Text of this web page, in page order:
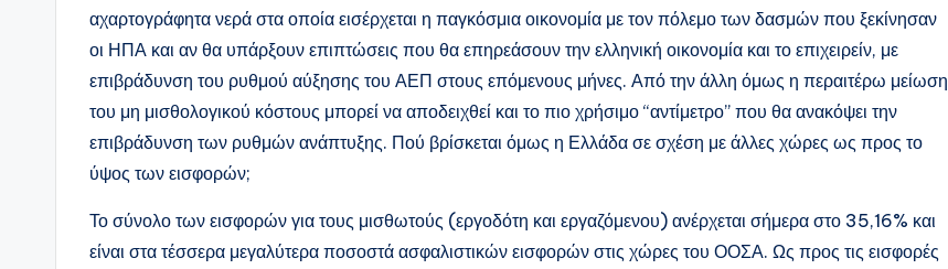
αχαρτογράφητα νερά στα οποία εισέρχεται η παγκόσμια οικονομία με τον πόλεμο των δασμών που ξεκίνησαν
οι ΗΠΑ και αν θα υπάρξουν επιπτώσεις που θα επηρεάσουν την ελληνική οικονομία και το επιχειρείν, με
επιβράδυνση του ρυθμού αύξησης του ΑΕΠ στους επόμενους μήνες. Από την άλλη όμως η περαιτέρω μείωση
του μη μισθολογικού κόστους μπορεί να αποδειχθεί και το πιο χρήσιμο “αντίμετρο” που θα ανακόψει την
επιβράδυνση των ρυθμών ανάπτυξης. Πού βρίσκεται όμως η Ελλάδα σε σχέση με άλλες χώρες ως προς το
ύψος των εισφορών;
Το σύνολο των εισφορών για τους μισθωτούς (εργοδότη και εργαζόμενου) ανέρχεται σήμερα στο 35,16% και
είναι στα τέσσερα μεγαλύτερα ποσοστά ασφαλιστικών εισφορών στις χώρες του ΟΟΣΑ. Ως προς τις εισφορές